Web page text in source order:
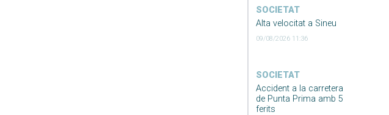
SOCIETAT
Alta velocitat a Sineu
09/08/2026 11:36
SOCIETAT
Accident a la carretera
de Punta Prima amb 5
ferits